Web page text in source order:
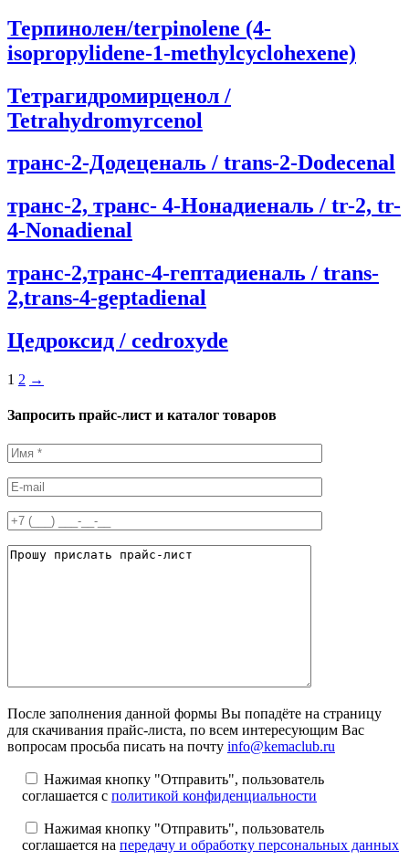
Терпинолен/terpinolene (4-
isopropylidene-1-methylcyclohexene)
Тетрагидромирценол /
Tetrahydromyrcenol
транс-2-Додеценаль / trans-2-Dodecenal
транс-2, транс- 4-Нонадиеналь / tr-2, tr-
4-Nonadienal
транс-2,транс-4-гептадиеналь / trans-
2,trans-4-geptadienal
Цедроксид / cedroxyde
Пагинация
записей
1 2 →
Запросить прайс-лист и каталог товаров
После заполнения данной формы Вы попадёте на страницу
для скачивания прайс-листа, по всем интересующим Вас
вопросам просьба писать на почту info@kemaclub.ru
Нажимая кнопку "Отправить", пользователь
соглашается с политикой конфиденциальности
Нажимая кнопку "Отправить", пользователь
соглашается на передачу и обработку персональных данных